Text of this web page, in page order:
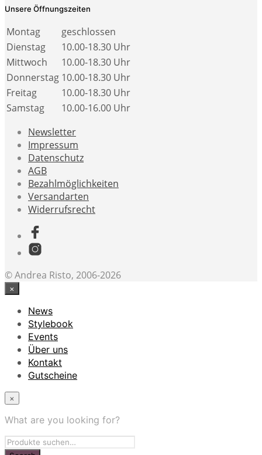
Unsere Öffnungszeiten
Montag
geschlossen
Dienstag
10.00-18.30 Uhr
Mittwoch
10.00-18.30 Uhr
Donnerstag 10.00-18.30 Uhr
Freitag
10.00-18.30 Uhr
Samstag
10.00-16.00 Uhr
Newsletter
Impressum
Datenschutz
AGB
Bezahlmöglichkeiten
Versandarten
Widerrufsrecht
© Andrea Risto, 2006-2026
×
News
Stylebook
Events
Über uns
Kontakt
Gutscheine
×
What are you looking for?